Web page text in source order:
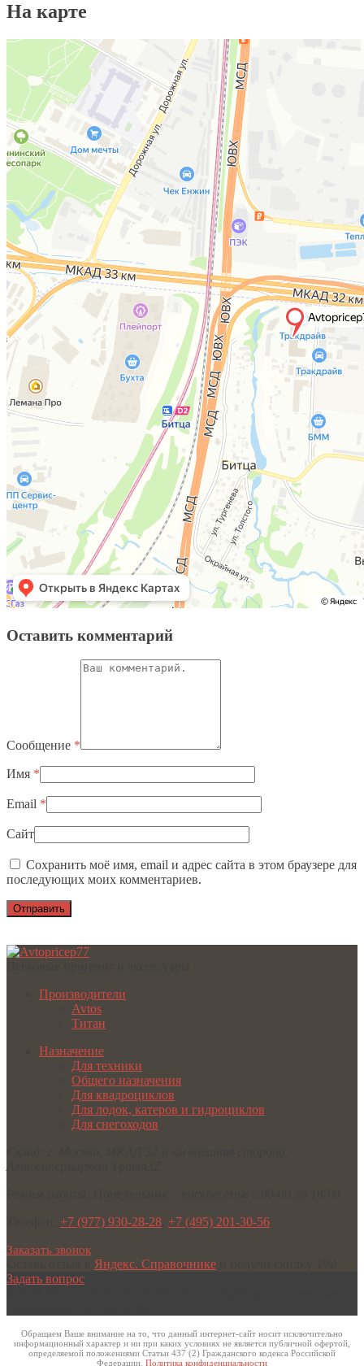
На карте
Оставить комментарий
Сообщение *
Имя *
Email *
Сайт
Сохранить моё имя, email и адрес сайта в этом браузере для
последующих моих комментариев.
Производители
Avtos
Титан
Назначение
Для техники
Общего назначения
Для квадроциклов
Для лодок, катеров и гидроциклов
Для снегоходов
+7 (977) 930-28-28 +7 (495) 201-30-56
Заказать звонок
Яндекс. Справочнике
Задать вопрос
Обращаем Ваше внимание на то, что данный интернет-сайт носит исключительно
информационный характер и ни при каких условиях не является публичной офертой,
определяемой положениями Статьи 437 (2) Гражданского кодекса Российской
Федерации. Политика конфиденциальности